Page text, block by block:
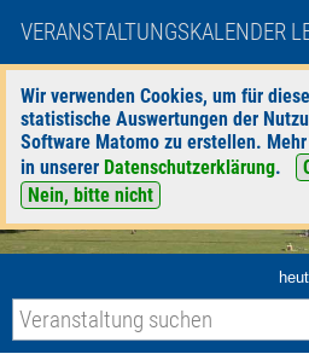
VERANSTALTUNGSKALENDER
Wir verwenden Cookies, um für
statistische Auswertungen der
Software Matomo zu erstellen.
in unserer Datenschutzerklärung.
Nein, bitte nicht